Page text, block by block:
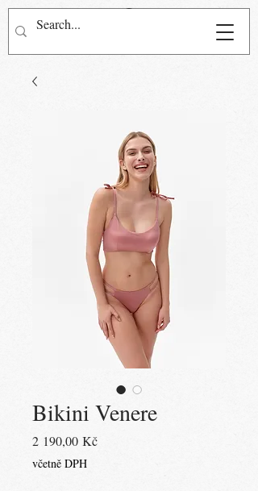
Přihlásit se
Bikini Venere
2 190,00 KčCena
včetně DPH